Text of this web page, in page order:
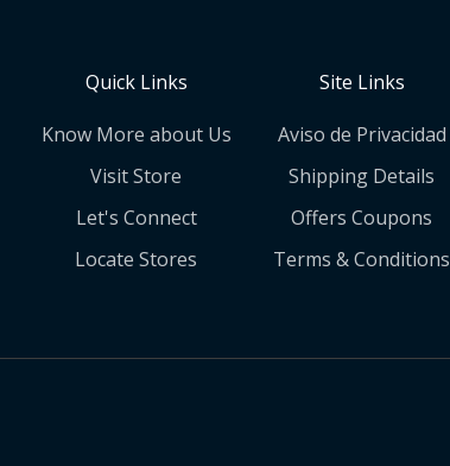
Quick Links
Know More about Us
Visit Store
Let's Connect
Locate Stores
Site Links
Aviso de Privacidad
Shipping Details
Offers Coupons
Terms & Conditions